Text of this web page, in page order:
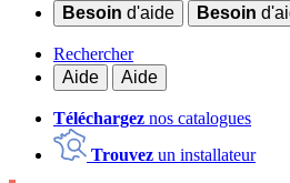
Besoin d'aide Besoin
Rechercher
Aide
Aide
Téléchargez nos catalogues
Trouvez un installateur